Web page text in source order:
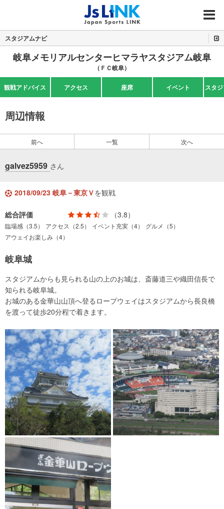
MENU
スタジアムナビ
岐阜メモリアルセンターヒマラヤスタジアム岐阜
（ＦＣ岐阜）
観戦アドバイス アクセス 座席 イベント スタ
周辺情報
前へ 一覧 次へ
galvez5959 さん
2018/09/23 岐阜－東京Ｖを観戦
総合評価 （3.8）
臨場感（3.5） アクセス（2.5） イベント充実（4）
グルメ（5）
アウェイお楽しみ（4）
岐阜城
スタジアムからも見られる山の上のお城は、斎藤道三や織田信長で
知られる岐阜城。
お城のある金華山山頂へ登るロープウェイはスタジアムから長良橋
を渡って徒歩20分程で着きます。